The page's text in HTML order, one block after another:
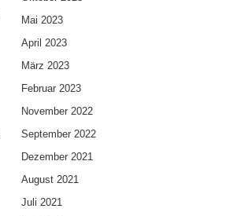
Mai 2023
April 2023
März 2023
Februar 2023
November 2022
September 2022
Dezember 2021
August 2021
Juli 2021